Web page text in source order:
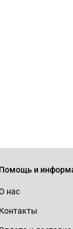
Помощь и
нас
Контакты